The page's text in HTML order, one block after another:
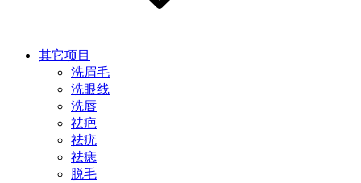
其它项目
洗眉毛
洗眼线
洗唇
祛疤
祛疣
祛痣
脱毛